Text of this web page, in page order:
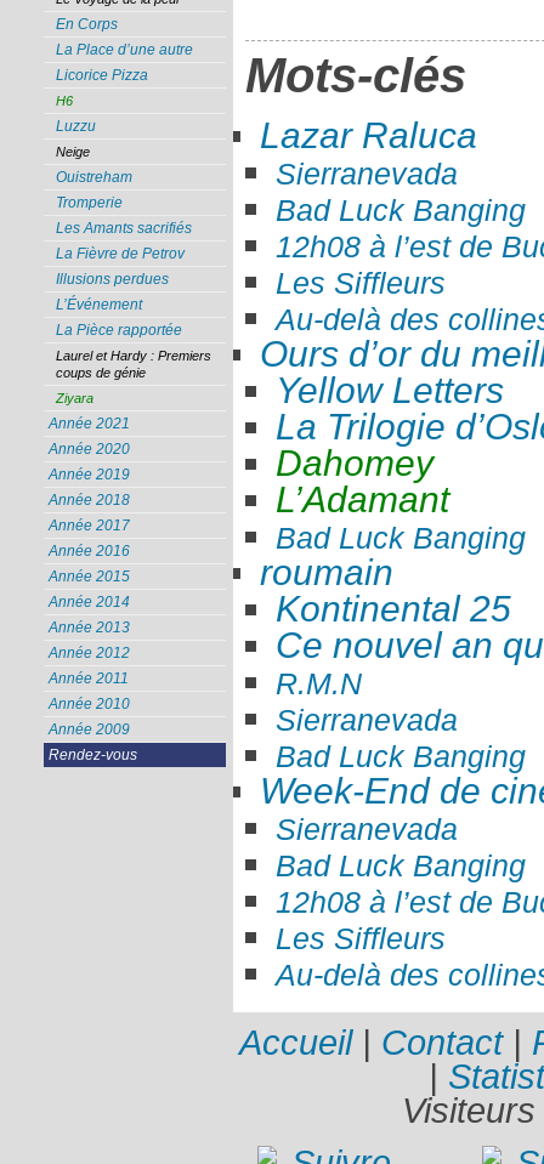
Mots-clés
Lazar Raluca
Sierranevada
Bad Luck Banging
12h08 à l’est de
Les Siffleurs
Au-delà des
Ours d’or du
Yellow Letters
La Trilogie
Dahomey
L’Adamant
Bad Luck Banging
roumain
Kontinental 25
Ce nouvel an
R.M.N
Sierranevada
Bad Luck Banging
Week-End de
Sierranevada
Bad Luck Banging
12h08 à l’est de
Les Siffleurs
Au-delà des
En Corps
La Place d’une autre
Licorice Pizza
H6
Luzzu
Neige
Ouistreham
Tromperie
Les Amants sacrifiés
La Fièvre de Petrov
Illusions perdues
L’Événement
La Pièce rapportée
Laurel et Hardy : Premiers
coups de génie
Ziyara
Année 2021
Année 2020
Année 2019
Année 2018
Année 2017
Année 2016
Année 2015
Année 2014
Année 2013
Année 2012
Année 2011
Année 2010
Année 2009
Rendez-vous
Accueil| Contact|